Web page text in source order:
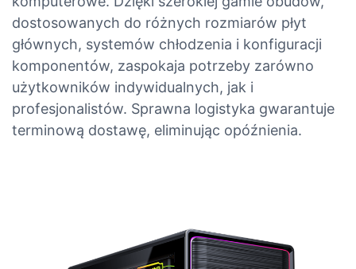
dostosowanych do różnych rozmiarów płyt
głównych, systemów chłodzenia i konfiguracji
komponentów, zaspokaja potrzeby zarówno
użytkowników indywidualnych, jak i
profesjonalistów. Sprawna logistyka gwarantuje
terminową dostawę, eliminując opóźnienia.